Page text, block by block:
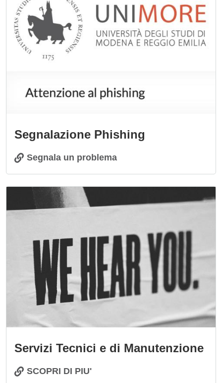
Segnalazione Phishing
Segnala un problema
Servizi Tecnici e di Manutenzione
SCOPRI DI PIU'